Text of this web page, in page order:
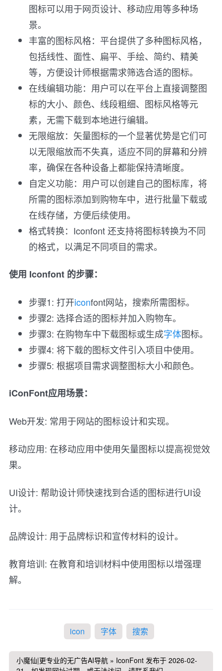
图标可以用于网页设计、移动应用等多种场
景。
丰富的图标风格：平台提供了多种图标风格，
包括线性、面性、扁平、手绘、简约、精美
等，方便设计师根据需求筛选合适的图标。
在线编辑功能：用户可以在平台上直接调整图
标的大小、颜色、线段粗细、图标风格等元
素，无需下载到本地进行编辑。
无限缩放：矢量图标的一个显著优势是它们可
以无限缩放而不失真，适应不同的屏幕和分辨
率，确保在各种设备上都能保持清晰度。
自定义功能：用户可以创建自己的图标库，将
所需的图标添加到购物车中，进行批量下载或
在线存储，方便后续使用。
格式转换：Iconfont 还支持将图标转换为不同
的格式，以满足不同项目的需求。
使用 Iconfont 的步骤：
步骤1: 打开iconfont网站，搜索所需图标。
步骤2: 选择合适的图标并加入购物车。
步骤3: 在购物车中下载图标或生成字体图标。
步骤4: 将下载的图标文件引入项目中使用。
步骤5: 根据项目需求调整图标大小和颜色。
iConFont应用场景：
Web开发: 常用于网站的图标设计和实现。
移动应用: 在移动应用中使用矢量图标以提高视觉效
果。
UI设计: 帮助设计师快速找到合适的图标进行UI设
计。
品牌设计: 用于品牌标识和宣传材料的设计。
教育培训: 在教育和培训材料中使用图标以增强理
解。
icon 字体 搜索
小魔仙|更专业的无广告AI导航 » IconFont 发布于 2026-02-